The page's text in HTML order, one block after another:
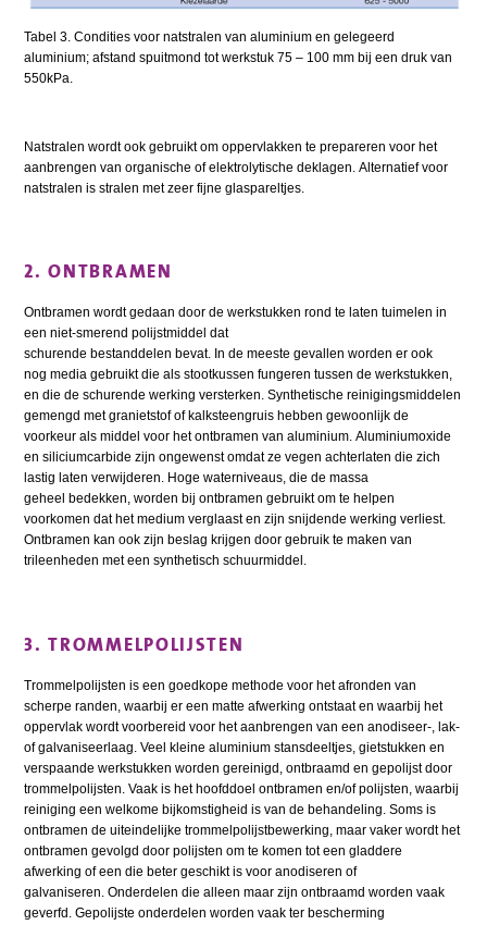
Tabel 3. Condities voor natstralen van aluminium en gelegeerd
aluminium; afstand spuitmond tot werkstuk 75 – 100 mm bij een druk van
550kPa.
Natstralen wordt ook gebruikt om oppervlakken te prepareren voor het
aanbrengen van organische of elektrolytische deklagen. Alternatief voor
natstralen is stralen met zeer fijne glaspareltjes.
2. ONTBRAMEN
Ontbramen wordt gedaan door de werkstukken rond te laten tuimelen in
een niet-smerend polijstmiddel dat
schurende bestanddelen bevat. In de meeste gevallen worden er ook
nog media gebruikt die als stootkussen fungeren tussen de werkstukken,
en die de schurende werking versterken. Synthetische reinigingsmiddelen
gemengd met granietstof of kalksteengruis hebben gewoonlijk de
voorkeur als middel voor het ontbramen van aluminium. Aluminiumoxide
en siliciumcarbide zijn ongewenst omdat ze vegen achterlaten die zich
lastig laten verwijderen. Hoge waterniveaus, die de massa
geheel bedekken, worden bij ontbramen gebruikt om te helpen
voorkomen dat het medium verglaast en zijn snijdende werking verliest.
Ontbramen kan ook zijn beslag krijgen door gebruik te maken van
trileenheden met een synthetisch schuurmiddel.
3. TROMMELPOLIJSTEN
Trommelpolijsten is een goedkope methode voor het afronden van
scherpe randen, waarbij er een matte afwerking ontstaat en waarbij het
oppervlak wordt voorbereid voor het aanbrengen van een anodiseer-, lak-
of galvaniseerlaag. Veel kleine aluminium stansdeeltjes, gietstukken en
verspaande werkstukken worden gereinigd, ontbraamd en gepolijst door
trommelpolijsten. Vaak is het hoofddoel ontbramen en/of polijsten, waarbij
reiniging een welkome bijkomstigheid is van de behandeling. Soms is
ontbramen de uiteindelijke trommelpolijstbewerking, maar vaker wordt het
ontbramen gevolgd door polijsten om te komen tot een gladdere
afwerking of een die beter geschikt is voor anodiseren of
galvaniseren. Onderdelen die alleen maar zijn ontbraamd worden vaak
geverfd. Gepolijste onderdelen worden vaak ter bescherming